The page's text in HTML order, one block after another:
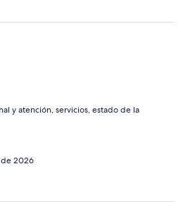
y atención, servicios, estado de la
2026